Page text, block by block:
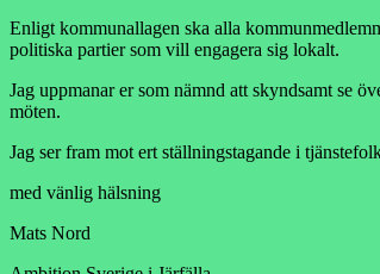
Enligt kommunallagen ska alla
politiska partier som vill engagera sig lokalt.
Jag uppmanar er som nämnd att skyndsamt se
möten.
Jag ser fram mot ert ställningstagande i
med vänlig hälsning
Mats Nord